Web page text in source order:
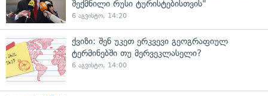
შექმნილი რუსი ტურისტებისთვის"
6 აგვისტო, 14:20
ქვიზი: შენ უკეთ ერკვევი გეოგრაფიულ
ტერმინებში თუ მერვეკლასელი?
6 აგვისტო, 14:00